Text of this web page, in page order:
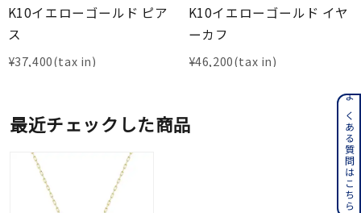
K10イエローゴールド ピア
ス
¥37,400
K10イエローゴールド イヤ
ーカフ
¥46,200
最近チェックした商品 よくある質問はこちら